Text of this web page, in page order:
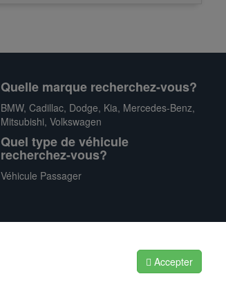
Quelle marque recherchez-vous?
BMW, Cadillac, Dodge, Kia, Mercedes-Benz,
Mitsubishi, Volkswagen
Quel type de véhicule
recherchez-vous?
Véhicule Passager
Conditions générales
Accepter